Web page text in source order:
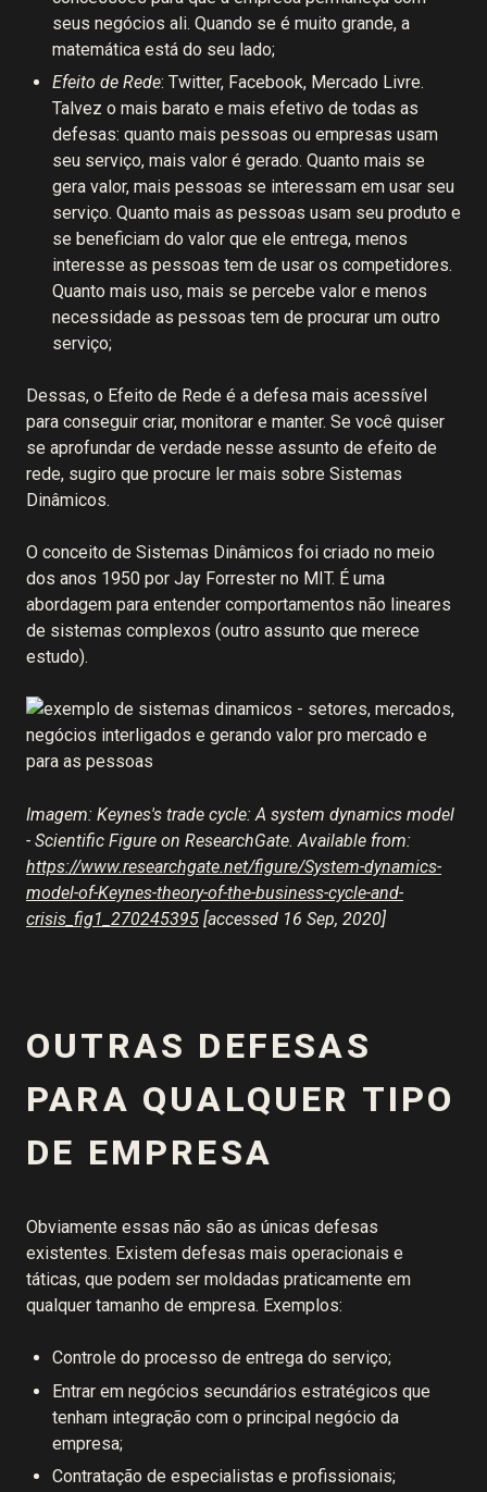
seus negócios ali. Quando se é muito grande, a
matemática está do seu lado;
Efeito de Rede: Twitter, Facebook, Mercado Livre.
Talvez o mais barato e mais efetivo de todas as
defesas: quanto mais pessoas ou empresas usam
seu serviço, mais valor é gerado. Quanto mais se
gera valor, mais pessoas se interessam em usar seu
serviço. Quanto mais as pessoas usam seu produto e
se beneficiam do valor que ele entrega, menos
interesse as pessoas tem de usar os competidores.
Quanto mais uso, mais se percebe valor e menos
necessidade as pessoas tem de procurar um outro
serviço;
Dessas, o Efeito de Rede é a defesa mais acessível
para conseguir criar, monitorar e manter. Se você quiser
se aprofundar de verdade nesse assunto de efeito de
rede, sugiro que procure ler mais sobre Sistemas
Dinâmicos.
O conceito de Sistemas Dinâmicos foi criado no meio
dos anos 1950 por Jay Forrester no MIT. É uma
abordagem para entender comportamentos não lineares
de sistemas complexos (outro assunto que merece
estudo).
Imagem: Keynes's trade cycle: A system dynamics model
- Scientific Figure on ResearchGate. Available from:
https://www.researchgate.net/figure/System-dynamics-
model-of-Keynes-theory-of-the-business-cycle-and-
crisis_fig1_270245395 [accessed 16 Sep, 2020]
OUTRAS DEFESAS
PARA QUALQUER TIPO
DE EMPRESA
Obviamente essas não são as únicas defesas
existentes. Existem defesas mais operacionais e
táticas, que podem ser moldadas praticamente em
qualquer tamanho de empresa. Exemplos:
Controle do processo de entrega do serviço;
Entrar em negócios secundários estratégicos que
tenham integração com o principal negócio da
empresa;
Contratação de especialistas e profissionais;